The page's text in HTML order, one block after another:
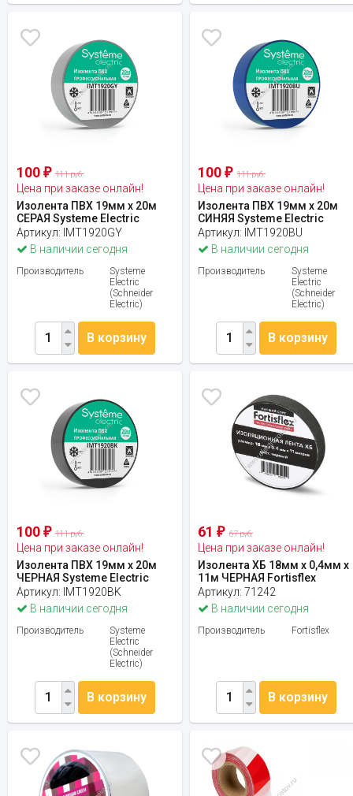
100 ₽ 111 руб.
Цена при заказе онлайн!
Изолента ПВХ 19мм х 20м
СЕРАЯ Systeme Electric
Артикул: IMT1920GY
В наличии сегодня
Производитель
Systeme
Electric
(Schneider
Electric)
В корзину
100₽ 111 руб.
Цена при заказе онлайн!
Изолента ПВХ 19мм х 20м
СИНЯЯ Systeme Electric
Артикул: IMT1920BU
В наличии сегодня
Производитель
Systeme
Electric
(Schneider
Electric)
В корзину
100 ₽ 111 руб.
Цена при заказе онлайн!
Изолента ПВХ 19мм х 20м
ЧЕРНАЯ Systeme Electric
Артикул: IMT1920BK
В наличии сегодня
Производитель
Systeme
Electric
(Schneider
Electric)
В корзину
61₽ 67 руб.
Цена при заказе онлайн!
Изолента ХБ 18мм х 0,4мм х
11м ЧЕРНАЯ Fortisflex
Артикул:71242
В наличии сегодня
Производитель Fortisflex
В корзину